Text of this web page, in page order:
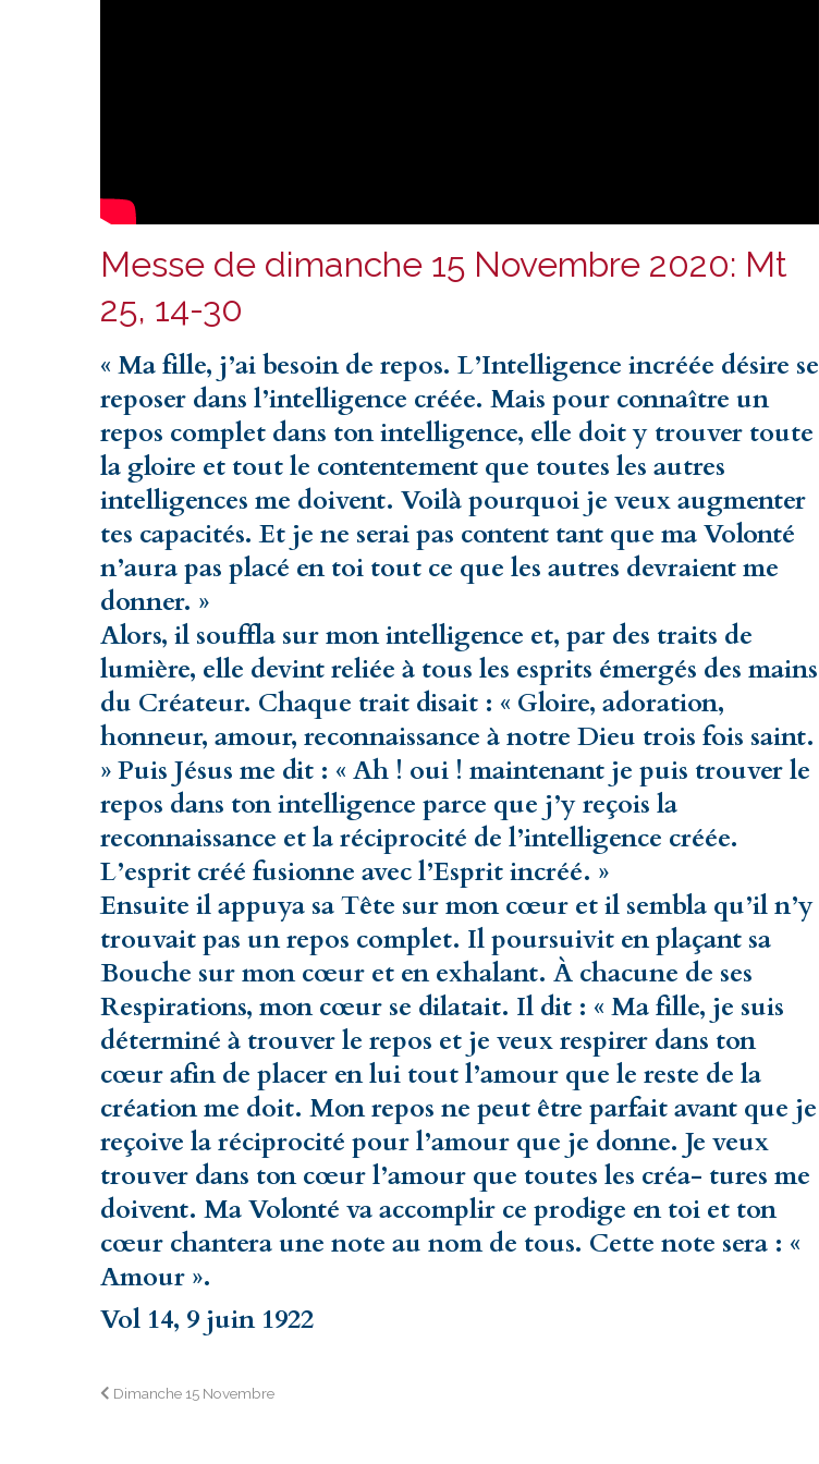
Messe de dimanche 15 Novembre 2020: Mt
25, 14-30
« Ma fille, j’ai besoin de repos. L’Intelligence incréée désire se
reposer dans l’intelligence créée. Mais pour connaître un
repos complet dans ton intelligence, elle doit y trouver toute
la gloire et tout le contentement que toutes les autres
intelligences me doivent. Voilà pourquoi je veux augmenter
tes capacités. Et je ne serai pas content tant que ma Volonté
n’aura pas placé en toi tout ce que les autres devraient me
donner. »
Alors, il souffla sur mon intelligence et, par des traits de
lumière, elle devint reliée à tous les esprits émergés des mains
du Créateur. Chaque trait disait : « Gloire, adoration,
honneur, amour, reconnaissance à notre Dieu trois fois saint.
» Puis Jésus me dit : « Ah ! oui ! maintenant je puis trouver le
repos dans ton intelligence parce que j’y reçois la
reconnaissance et la réciprocité de l’intelligence créée.
L’esprit créé fusionne avec l’Esprit incréé. »
Ensuite il appuya sa Tête sur mon cœur et il sembla qu’il n’y
trouvait pas un repos complet. Il poursuivit en plaçant sa
Bouche sur mon cœur et en exhalant. À chacune de ses
Respirations, mon cœur se dilatait. Il dit : « Ma fille, je suis
déterminé à trouver le repos et je veux respirer dans ton
cœur afin de placer en lui tout l’amour que le reste de la
création me doit. Mon repos ne peut être parfait avant que je
reçoive la réciprocité pour l’amour que je donne. Je veux
trouver dans ton cœur l’amour que toutes les créa- tures me
doivent. Ma Volonté va accomplir ce prodige en toi et ton
cœur chantera une note au nom de tous. Cette note sera : «
Amour ».
Vol 14, 9 juin 1922
Navigation
Dimanche 15 Novembre